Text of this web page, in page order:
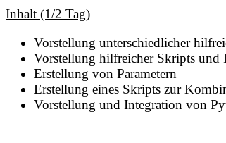
Inhalt (1/2 Tag)
Vorstellung unterschiedlicher
Vorstellung hilfreicher Skripts und
Erstellung von Parametern
Erstellung eines Skripts zur
Vorstellung und Integration von